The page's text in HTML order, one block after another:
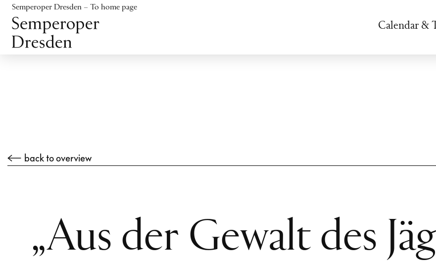
Jump to content
Jump to footer
Semperoper Dresden – To home page
Calendar &
back to overview
„Aus der Gewalt des